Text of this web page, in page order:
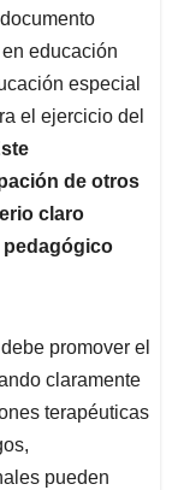
educación
especial
el ejercicio del
de otros
claro
pedagógico
promover el
claramente
terapéuticas
pueden